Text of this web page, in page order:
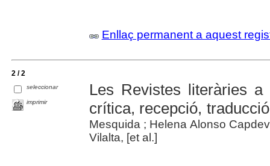
Enllaç permanent a aquest
2 / 2
seleccionar
imprimir
Les Revistes literàries a
crítica, recepció, traducció
Mesquida ; Helena Alonso
Vilalta, [et al.]